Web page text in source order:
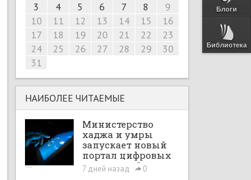
Блоги
Библиотека
3
4 5 6 7 8
9
10
11 12 13 14 15
16
17
18 19 20 21 22
23
24
25 26 27 28 29
30
31
НАИБОЛЕЕ ЧИТАЕМЫЕ
Министерство
хаджа и умры
запускает новый
портал цифровых
интеграций
7 дней назад 0